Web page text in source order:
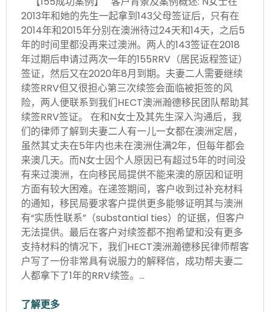
2013年和她的先生一起拿到143父母签证后，只有在
2014年和2015年分别在澳洲待过24天和14天，之后5
年的时间里都没再来过澳洲。两人的143签证在2018
年过期后申请过两次一年的155RRV（居民返程签证）
签证，然后又在2020年8月到期。夫妻二人需要继续
续签RRV但又很担心第三次续签会面临被拒签的风
险，两人便联系到我们HECT澳洲瀚德移民团队帮助其
续签RRV签证。 在和N女士及其先生深入沟通后，我
们的律师了解到夫妻二人有一儿一女都在澳洲定居，
虽然其丈夫在5年内也未在澳洲住满2年，但每年都会
来澳几天。而N女士因个人原因已有超过5年的时间没
有来过澳洲，在向移民局提供不能来澳的原因和证明
方面有较大困难。在递签期间，客户收到过补充材料
的通知，移民局要求客户提供更多能够证明其与澳洲
有“实质性联系”（substantial ties）的证据，但客户
无法提供。最后在客户对续签都不抱希望和没有更多
支持材料的情况下，我们HECT澳洲瀚德移民律师帮客
户写了一份非常具有说服力的解释信，成功帮夫妻二
人都拿下了1年的RRV续签。…
了解更多